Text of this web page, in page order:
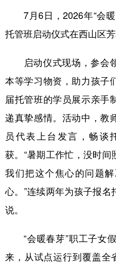
7月6日，2026年“会暖
托管班启动仪式在西山区
启动仪式现场，参会
本等学习物资，助力孩子
届托管班的学员展示亲手
递真挚感情。活动中，教
员代表上台发言，畅谈
获。“暑期工作忙，没时
我们把这个焦心的问题
心。”连续两年为孩子报
说。
“会暖春芽”职工子女
来，从试点运行到覆盖全